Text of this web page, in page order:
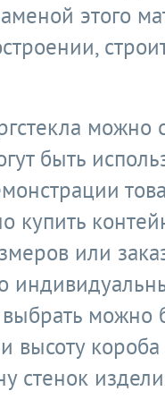
этого
можно
быть
купить
или
можно
высоту короба
стенок